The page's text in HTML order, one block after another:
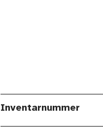
Inventarnummer